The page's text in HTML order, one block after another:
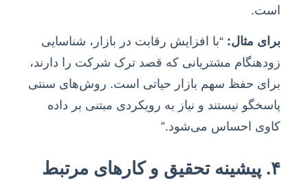
است.
برای مثال: “با افزایش رقابت در بازار، شناسایی
زودهنگام مشتریانی که قصد ترک شرکت را دارند،
برای حفظ سهم بازار حیاتی است. روش‌های سنتی
پاسخگو نیستند و نیاز به رویکردی مبتنی بر داده
کاوی احساس می‌شود.”
۴. پیشینه تحقیق و کارهای مرتبط